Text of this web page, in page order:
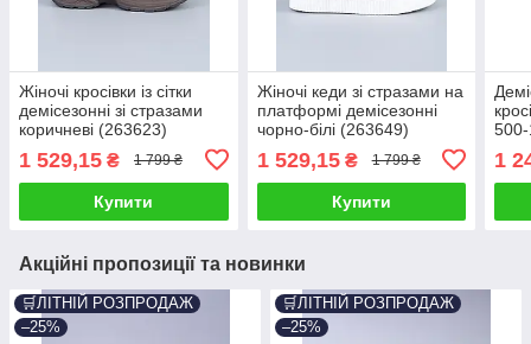
Жіночі кросівки із сітки
демісезонні зі стразами
коричневі (263623)
1 529,15 ₴ 1 799 ₴
Купити
Жіночі кеди зі стразами на
платформі демісезонні
чорно-білі (263649)
1 529,15₴ 1 799 ₴
Купити
1
Акційні пропозиції та новинки
🛒ЛІТНІЙ РОЗПРОДАЖ
–25%
🛒ЛІТНІЙ РОЗПРОДАЖ
–25%